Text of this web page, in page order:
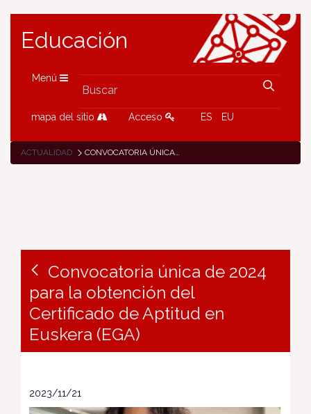
Educación
Menú
mapa del sitio Acceso ES EU
ACTUALIDAD CONVOCATORIA ÚNICA DE 2024 PARA LA OBTENCIÓN DEL CERTIFICADO DE APTITUD EN EUSKERA (EGA)
Convocatoria única de 2024
para la obtención del
Certificado de Aptitud en
Euskera (EGA)
2023/11/21